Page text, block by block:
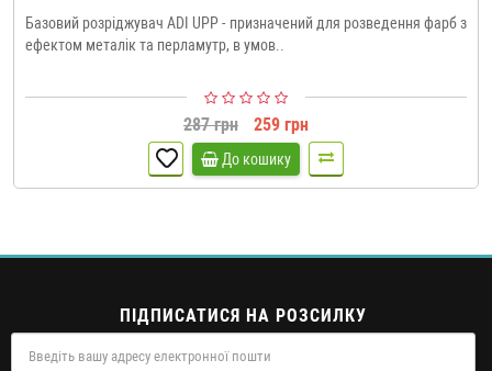
Базовий розріджувач ADI UPP - призначений для розведення фарб з
ефектом металік та перламутр, в умов..
287 грн 259 грн
До кошику
ПІДПИСАТИСЯ НА РОЗСИЛКУ